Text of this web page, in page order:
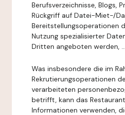
Berufsverzeichnisse, Blogs,
Rückgriff auf Datei-Miet-/
Bereitstellungsoperationen
Nutzung spezialisierter
Dritten angeboten werden,
Was insbesondere die im
Rekrutierungsoperationen
verarbeiteten
betrifft, kann das
Informationen verwenden,